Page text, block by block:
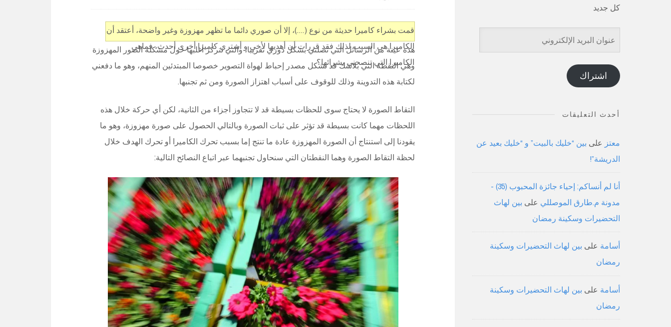
قمت بشراء كاميرا حديثة من نوع (….)، إلا أن صوري دائما ما تظهر مهزوزة وغير واضحة، أعتقد أن
الكاميرا هي السبب لذلك فقد قررات أن أهديها لأخي و أشتري كاميرا أخرى أحدث، فماهي
الكاميرا التي تنصحني بشرائها؟
هذه عينة من الرسائل التي تصلني بشكل دوري تقريبا، والتي تتركز أغلبها حول مشكلة الصور المهزوزة
وهي النقطة التي بلاشك قد تشكل مصدر إحباط لهواة التصوير خصوصا المبتدئين المنهم، وهو ما دفعني
لكتابة هذه التدوينة وذلك للوقوف على أسباب اهتزاز الصورة ومن ثم تجنبها.
التقاط الصورة لا يحتاج سوى للحظات بسيطة قد لا تتجاوز أجزاء من الثانية، لكن أي حركة خلال هذه
اللحظات مهما كانت بسيطة قد تؤثر على ثبات الصورة وبالتالي الحصول على صورة مهزوزة، وهو ما
يقودنا إلى استنتاج أن الصورة المهزوزة عادة ما تنتج إما بسبب تحرك الكاميرا أو تحرك الهدف خلال
لحظة التقاط الصورة وهما النقطتان التي سنحاول تجنبهما عبر اتباع النصائح التالية:
كل جديد
عنوان
البريد
الإلكتروني
اشتراك
أحدث التعليقات
معتز على بين “خليك بالبيت” و “خليك بعيد عن
الدريشة”!
أنا لم أنساكم: إحياء جائزة المحبوب (35) -
مدونة م.طارق الموصللي على بين لهاث
التحضيرات وسكينة رمضان
أسامة على بين لهاث التحضيرات وسكينة
رمضان
أسامة على بين لهاث التحضيرات وسكينة
رمضان